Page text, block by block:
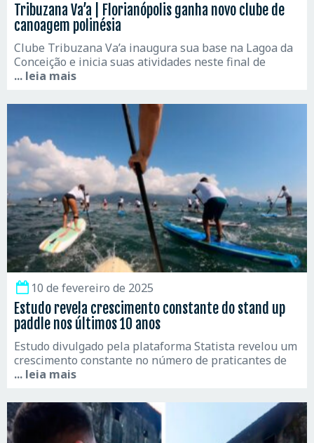
Tribuzana Va’a | Florianópolis ganha novo clube de
canoagem polinésia
Clube Tribuzana Va’a inaugura sua base na Lagoa da
Conceição e inicia suas atividades neste final de
... leia mais
10 de fevereiro de 2025
Estudo revela crescimento constante do stand up
paddle nos últimos 10 anos
Estudo divulgado pela plataforma Statista revelou um
crescimento constante no número de praticantes de
... leia mais